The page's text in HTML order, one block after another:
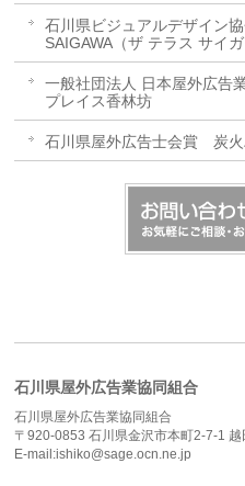
石川県ビジュアルデザイン
SAIGAWA（ザ テラス サイガ
一般社団法人 日本屋外
プレイス香林坊
石川県屋外広告士会賞 炭火
石川県屋外広告業協同組合
石川県屋外広告業協同組合
〒920-0853 石川県金沢市本町2-7-1 越
E-mail:ishiko@sage.ocn.ne.jp